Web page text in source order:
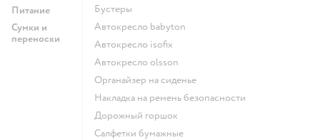
Питание
Сумки и
переноски
Бустеры
Автокресло babyton
Автокресло isofix
Автокресло olsson
Органайзер на сиденье
Накладка на ремень безопасности
Дорожный горшок
Салфетки бумажные